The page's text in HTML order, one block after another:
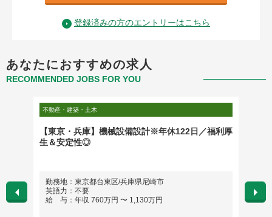
登録済みの方のエントリーはこちら
あなたにおすすめの求人
RECOMMENDED JOBS FOR YOU
不動産・建築・土木
【東京・兵庫】機械設備設計※年休122日／福利厚
生＆安定性◎
勤務地：東京都台東区/兵庫県尼崎市
英語力：不要
給 与：年収 760万円 〜 1,130万円
勤務
英語
給